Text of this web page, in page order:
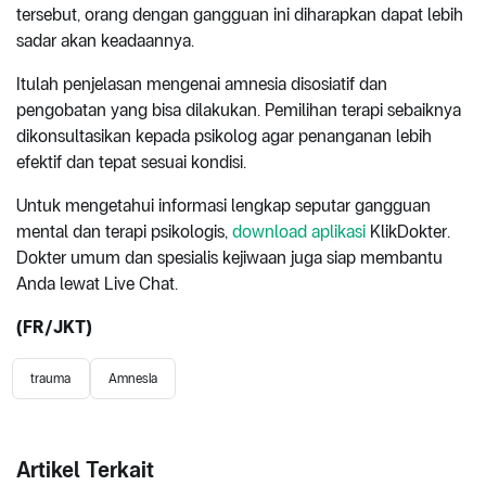
tersebut, orang dengan gangguan ini diharapkan dapat lebih
sadar akan keadaannya.
Itulah penjelasan mengenai amnesia disosiatif dan
pengobatan yang bisa dilakukan. Pemilihan terapi sebaiknya
dikonsultasikan kepada psikolog agar penanganan lebih
efektif dan tepat sesuai kondisi.
Untuk mengetahui informasi lengkap seputar gangguan
mental dan terapi psikologis, download aplikasi KlikDokter.
Dokter umum dan spesialis kejiwaan juga siap membantu
Anda lewat Live Chat.
(FR/JKT)
trauma Amnesia
Artikel Terkait